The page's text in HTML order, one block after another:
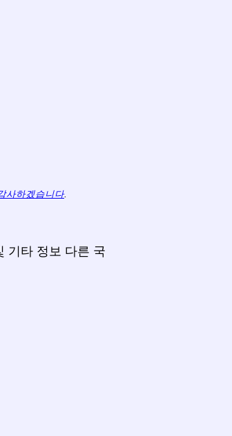
사하겠습니다.
기타 정보 다른 국